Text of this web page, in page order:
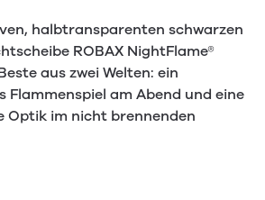
halbtransparenten schwarzen
ROBAX NightFlame®
aus zwei Welten: ein
Flammenspiel am Abend und eine
Optik im nicht brennenden